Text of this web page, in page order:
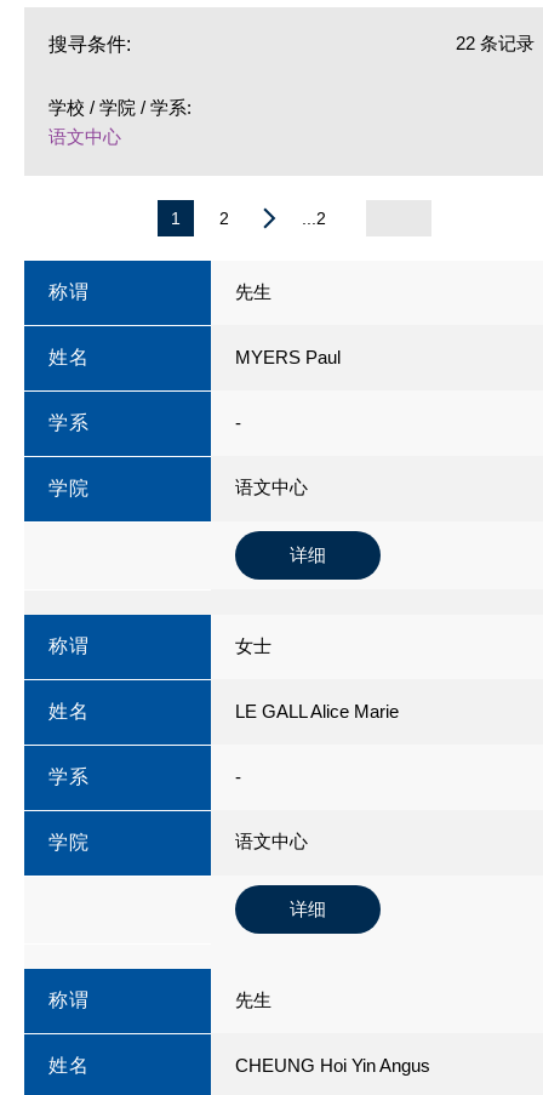
搜寻条件: 22 条记录
学校 / 学院 / 学系:
语文中心
1 2 ...2
称谓 先生
姓名 MYERS Paul
学系 -
学院 语文中心
详细
称谓 女士
姓名 LE GALL Alice Marie
学系 -
学院 语文中心
详细
称谓 先生
姓名 CHEUNG Hoi Yin Angus